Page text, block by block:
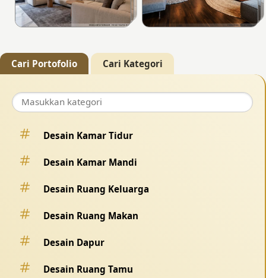
Cari Portofolio Cari Kategori
Desain Kamar Tidur
Desain Kamar Mandi
Desain Ruang Keluarga
Desain Ruang Makan
Desain Dapur
Desain Ruang Tamu